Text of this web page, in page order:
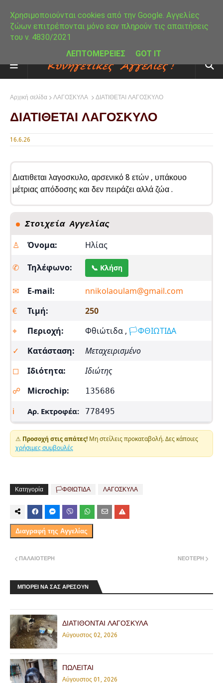
Αρχική σελίδα ΛΑΓΟΣΚΥΛΑ ΔΙΑΤΙΘΕΤΑΙ ΛΑΓΟΣΚΥΛΟ
ΔΙΑΤΙΘΕΤΑΙ ΛΑΓΟΣΚΥΛΟ
16.6.26
Διατιθεται λαγοσκυλο, αρσενικό 8 ετών , υπάκουο
μέτριας απόδοσης και δεν πειράζει αλλά ζώα .
Στοιχεία Αγγελίας
♙ Όνομα: Ηλίας
✆ Τηλέφωνο: 📞 Κλήση
✉︎ E-mail:
nnikolaoulam@gmail.com
€
Τιμή:
250
⌖
Περιοχή: Φθιώτιδα , 🏳️ΦΘΙΩΤΙΔΑ
✓
Κατάσταση:
Μεταχειρισμένο
◻
Ιδιότητα:
Ιδιώτης
☍
Microchip: 135686
ℹ Αρ. Εκτροφέα: 778495
⚠ Προσοχή στις απάτες! Μη στείλεις προκαταβολή. Δες κάποιες
χρήσιμες συμβουλές
Κατηγορία 🏳️ΦΘΙΩΤΙΔΑ ΛΑΓΟΣΚΥΛΑ
Διαγραφή της Αγγελίας
ΝΕΌΤΕΡΗ
ΠΑΛΑΙΌΤΕΡΗ
ΜΠΟΡΕΙ ΝΑ ΣΑΣ ΑΡΕΣΟΥΝ
ΔΙΑΤΙΘΟΝΤΑΙ ΛΑΓΟΣΚΥΛΑ
Αύγουστος 02, 2026
ΠΩΛΕΙΤΑΙ
Αύγουστος 01, 2026
Χρησιμοποιούνται cookies από την Google. Αγγελίες
ζώων επιτρέπονται μόνο εαν πληρούν τις απαιτήσεις
του ν. 4830/2021
ΛΕΠΤΟΜΕΡΕΙΕΣ
GOT IT